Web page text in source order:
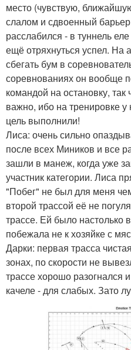
место (чувствую,
слалом и сдвоенный
расслабился - в туннель
ещё отряхнуться успел. На
сбегать бум в
соревнованиях он вообще
командой на остановку,
важно, ибо на тренировке у
цель выполнили!
Лиса: очень сильно
после всех Миников и все
зашли в манеж, когда уже
участник категории. Лиса
"Побег" не был для меня
второй трассой её не
трассе. Ей было настолько
побежала не к хозяйке с
Дарки: первая трасса
зонах, по скорости не
трассе хорошо разогнался
качеле - для слабых. Зато